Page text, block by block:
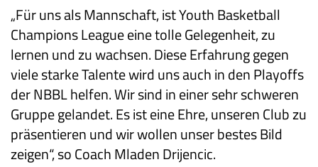
„Für uns als Mannschaft, ist Youth Basketball
Champions League eine tolle Gelegenheit, zu
lernen und zu wachsen. Diese Erfahrung gegen
viele starke Talente wird uns auch in den Playoffs
der NBBL helfen. Wir sind in einer sehr schweren
Gruppe gelandet. Es ist eine Ehre, unseren Club zu
präsentieren und wir wollen unser bestes Bild
zeigen“, so Coach Mladen Drijencic.